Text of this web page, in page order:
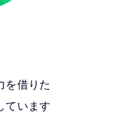
を借りた
ています